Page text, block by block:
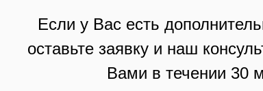
Если у Вас есть
оставьте заявку и наш
Вами в течении 30